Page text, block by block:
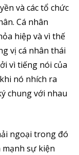
và các tổ chức
Cá nhân
hiệp và vì thế
vị cá nhân thái
vì tiếng nói của
nó nhích ra
chung với nhau
ngoại trong đó
mạnh sự kiện